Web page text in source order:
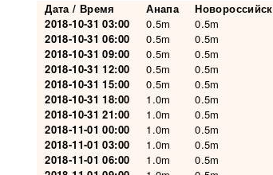
Дата / Время
2018-10-31 03:00
2018-10-31 06:00
2018-10-31 09:00
2018-10-31 12:00
2018-10-31 15:00
2018-10-31 18:00
2018-10-31 21:00
2018-11-01 00:00
2018-11-01 03:00
2018-11-01 06:00
Анапа
0.5m
0.5m
0.5m
0.5m
0.5m
1.0m
1.0m
1.0m
1.0m
1.0m
Новороссийск
0.5m
0.5m
0.5m
0.5m
0.5m
0.5m
0.5m
0.5m
0.5m
0.5m